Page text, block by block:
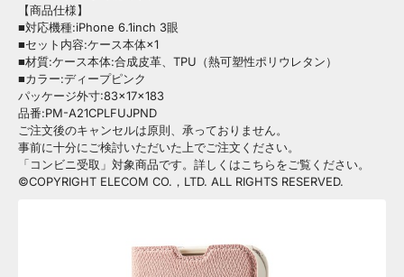
【商品仕様】
■対応機種:iPhone 6.1inch 3眼
■セット内容:ケース本体×1
■材質:ケース本体:合成皮革、TPU（熱可塑性ポリウレタン）
■カラー:ディープピンク
パッケージ外寸:83×17×183
品番:PM-A21CPLFUJPND
ご注文後のキャンセルは原則、承っておりません。
事前に十分にご検討いただいた上でご注文ください。
「コンビニ受取」対象商品です。詳しくはこちらをご覧ください。
©COPYRIGHT ELECOM CO.，LTD. ALL RIGHTS RESERVED.